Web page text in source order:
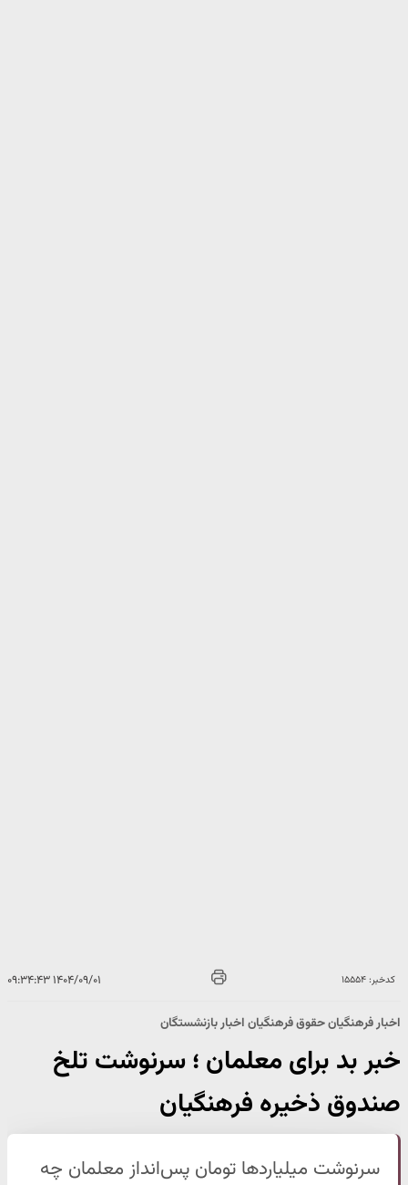
کدخبر: ۱۵۵۵۴ ۱۴۰۴/۰۹/۰۱ ۰۹:۳۴:۴۳
اخبار فرهنگیان حقوق فرهنگیان اخبار بازنشستگان
خبر بد برای معلمان ؛ سرنوشت تلخ
صندوق ذخیره فرهنگیان
سرنوشت میلیاردها تومان پس‌انداز معلمان چه